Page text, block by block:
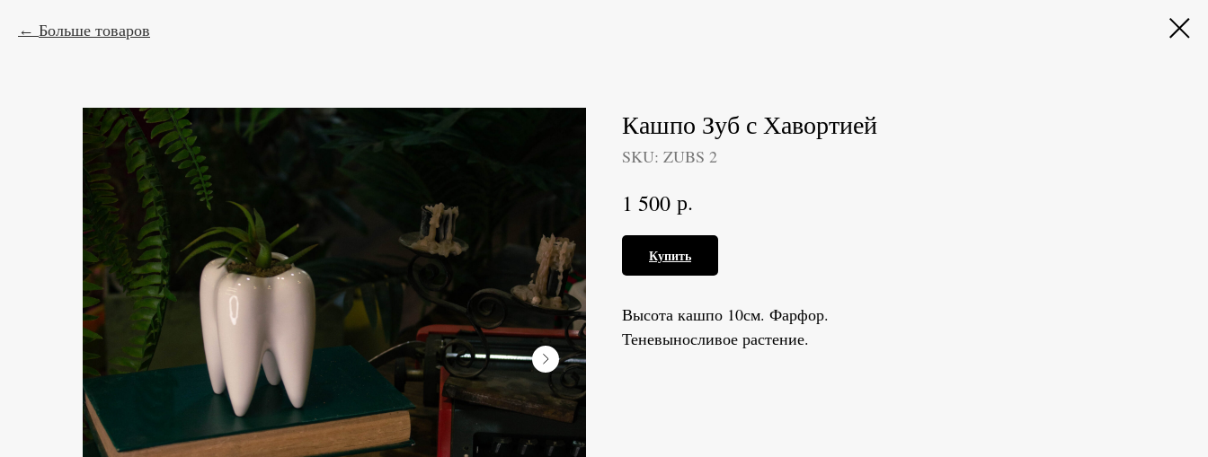
Больше товаров
Кашпо Зуб с Хавортией
SKU: ZUBS 2
1 500 р.
Купить
Высота кашпо 10см. Фарфор.
Теневыносливое растение.